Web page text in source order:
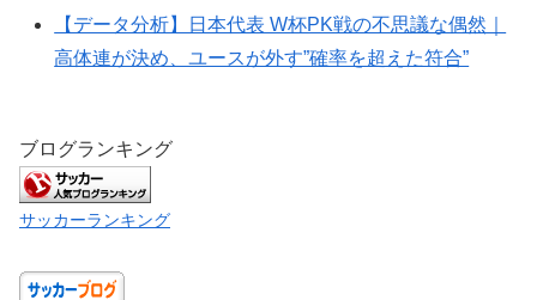
【データ分析】日本代表 W杯PK戦の不思議な偶然｜
高体連が決め、ユースが外す”確率を超えた符合”
ブログランキング
サッカーランキング